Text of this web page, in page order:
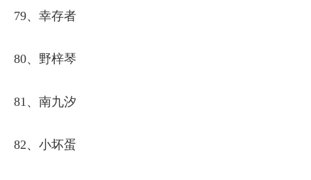
79、幸存者
80、野梓琴
81、南九汐
82、小坏蛋